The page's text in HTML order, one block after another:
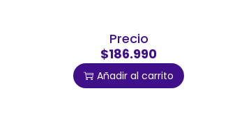
Precio
$186.990
Añadir al carrito